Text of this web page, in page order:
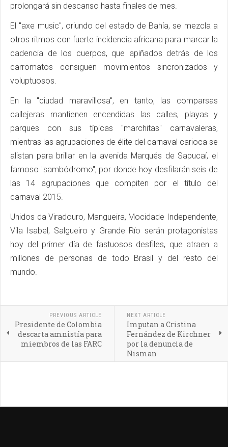
prolongará sin descanso hasta finales de mes.
El "axe music", oriundo del estado de Bahía, se mezcla a
otros ritmos con fuerte incidencia africana para marcar la
cadencia de los cuerpos, que apiñados detrás de los
carromatos consiguen movimientos sincronizados y
voluptuosos.
En la "ciudad maravillosa", en tanto, las comparsas
callejeras mantienen encendidas las calles, playas y
parques con sus típicas "marchitas" carnavaleras,
mientras las agrupaciones de élite del carnaval carioca se
alistan para brillar en la avenida Marqués de Sapucaí, el
famoso "sambódromo", por donde hoy desfilarán seis de
las 14 agrupaciones que compiten por el título del
carnaval 2015.
Unidos da Viradouro, Mangueira, Mocidade Independente,
Vila Isabel, Salgueiro y Grande Río serán protagonistas
hoy del primer día de fastuosos desfiles, que atraen a
millones de personas de todo Brasil y del resto del
mundo.
PREVIOUS ARTICLE
Presidente de Colombia
descarta amnistía para
miembros de las FARC
NEXT ARTICLE
Imputan a Cristina
Fernández de Kirchner
por la denuncia de
Nisman